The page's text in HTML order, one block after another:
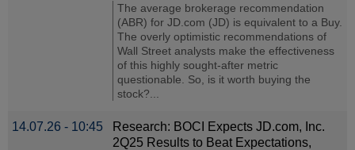
The average brokerage recommendation
(ABR) for JD.com (JD) is equivalent to a Buy.
The overly optimistic recommendations of
Wall Street analysts make the effectiveness
of this highly sought-after metric
questionable. So, is it worth buying the
stock?...
14.07.26 - 10:45
Research: BOCI Expects JD.com, Inc.
2Q25 Results to Beat Expectations,